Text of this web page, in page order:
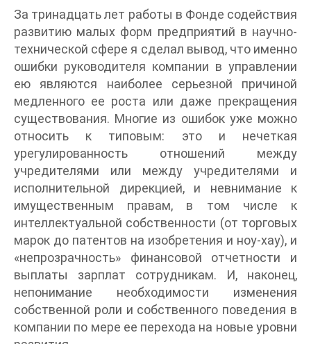
За тринадцать лет работы в Фонде содействия
развитию малых форм предприятий в научно-
технической сфере я сделал вывод, что именно
ошибки руководителя компании в управлении
ею являются наиболее серьезной причиной
медленного ее роста или даже прекращения
существования. Многие из ошибок уже можно
относить к типовым: это и нечеткая
урегулированность отношений между
учредителями или между учредителями и
исполнительной дирекцией, и невнимание к
имущественным правам, в том числе к
интеллектуальной собственности (от торговых
марок до патентов на изобретения и ноу-хау), и
«непрозрачность» финансовой отчетности и
выплаты зарплат сотрудникам. И, наконец,
непонимание необходимости изменения
собственной роли и собственного поведения в
компании по мере ее перехода на новые уровни